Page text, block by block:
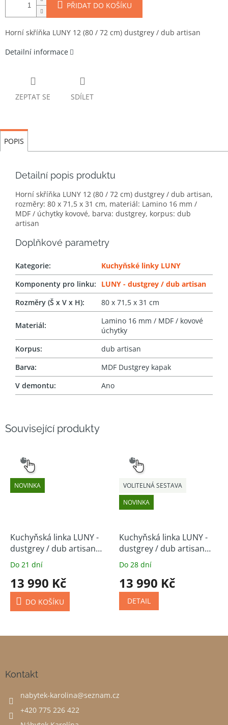
PŘIDAT DO KOŠÍKU
Horní skříňka LUNY 12 (80 / 72 cm) dustgrey / dub artisan
Detailní informace
ZEPTAT SE SDÍLET
Související produkty
NOVINKA
VÝBĚR
Kuchyňská linka LUNY -
dustgrey / dub artisan
250 cm
Do 21 dní
13 990 Kč
DO KOŠÍKU
NOVINKA
VOLITELNÁ SESTAVA
VÝBĚR
Kuchyňská linka LUNY -
dustgrey / dub artisan
(volitelná sestava)
Do 28 dní
13 990 Kč
DETAIL
POPIS
Detailní popis produktu
Horní skříňka LUNY 12 (80 / 72 cm) dustgrey / dub artisan,
rozměry: 80 x 71,5 x 31 cm, materiál: Lamino 16 mm /
MDF / úchytky kovové, barva: dustgrey, korpus: dub
artisan
Doplňkové parametry
Kategorie:
Kuchyňské linky LUNY
Komponenty pro linku:
LUNY - dustgrey / dub artisan
Rozměry (Š x V x H): 80 x 71,5 x 31 cm
Materiál:
Lamino 16 mm / MDF / kovové
úchytky
Korpus:
dub artisan
Barva:
MDF Dustgrey kapak
V demontu: Ano
Kontakt
nabytek-karolina@seznam.cz
+420 775 226 422